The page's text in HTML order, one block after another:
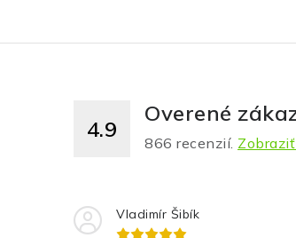
4.9
Overené
866 recenzií.
Vladimír Šibík